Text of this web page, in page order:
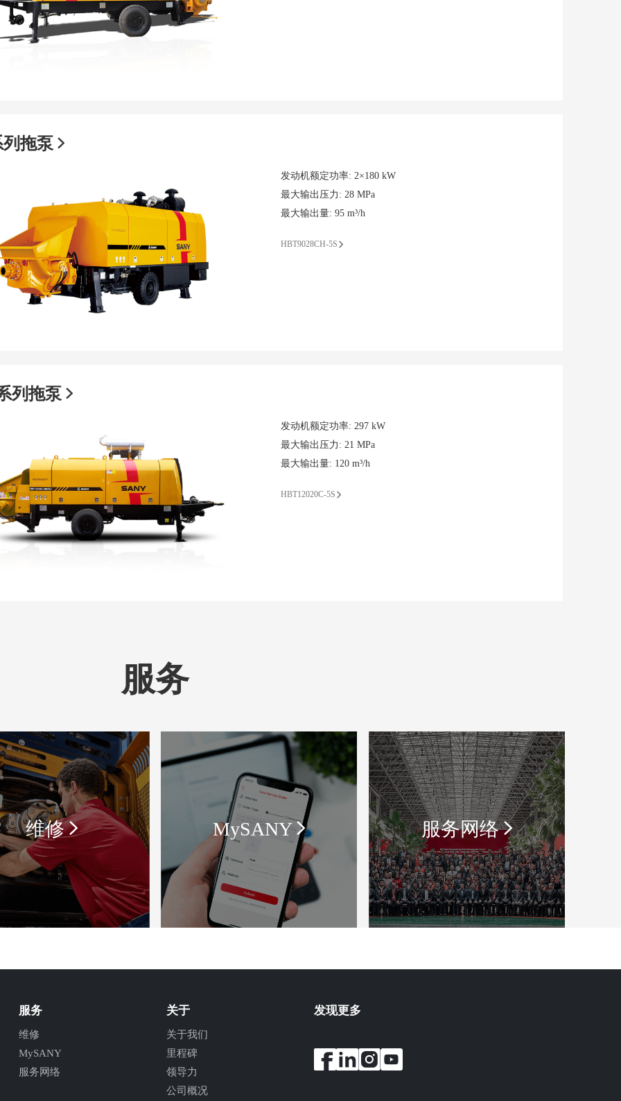
列拖泵
发动机额定功率:2×180 kW
最大输出压力 :28 MPa
最大输出量:95 m³/h
HBT9028CH-5S
列拖泵
发动机额定功率:297 kW
最大输出压力 :21 MPa
最大输出量: 120 m³/h
HBT12020C-5S
服务
维修 MySANY 服务网络
服务
维修
MySANY
服务网络
关于
关于我们
里程碑
领导力
公司概况
发现更多